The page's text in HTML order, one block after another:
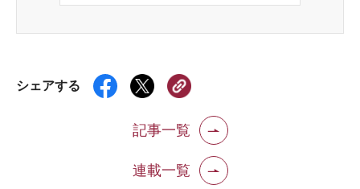
シェアする
記事一覧
連載一覧